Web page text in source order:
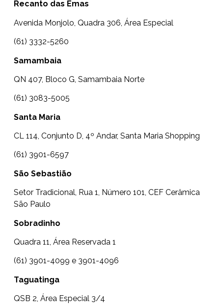
Recanto das Emas
Avenida Monjolo, Quadra 306, Área Especial
(61) 3332-5260
Samambaia
QN 407, Bloco G, Samambaia Norte
(61) 3083-5005
Santa Maria
CL 114, Conjunto D, 4º Andar, Santa Maria Shopping
(61) 3901-6597
São Sebastião
Setor Tradicional, Rua 1, Número 101, CEF Cerâmica
São Paulo
Sobradinho
Quadra 11, Área Reservada 1
(61) 3901-4099 e 3901-4096
Taguatinga
QSB 2, Área Especial 3/4